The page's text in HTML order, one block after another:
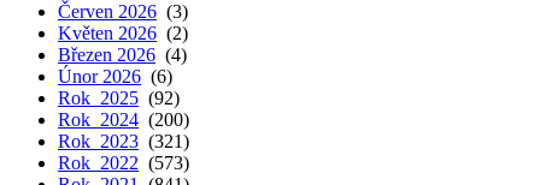
Červen 2026 (3)
Květen 2026 (2)
Březen 2026 (4)
Únor 2026 (6)
Rok 2025 (92)
Rok 2024 (200)
Rok 2023 (321)
Rok 2022 (573)